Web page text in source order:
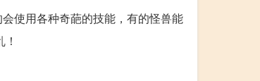
使用各种奇葩的技能，有的怪兽能